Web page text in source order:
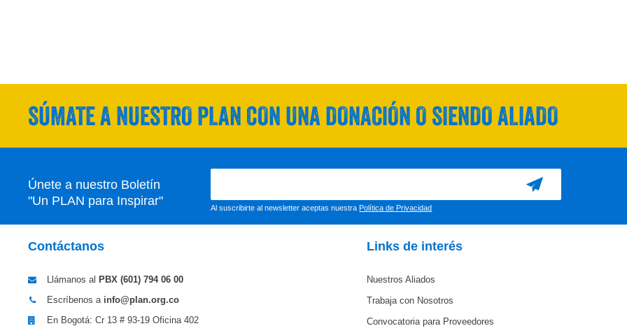
SÚMATE A NUESTRO PLAN CON UNA DONACIÓN O SIENDO ALIADO
Únete a nuestro Boletín
"Un PLAN para Inspirar"
Al suscribirte al newsletter aceptas nuestra Política de Privacidad
Contáctanos
Llámanos al PBX (601) 794 06 00
Escríbenos a info@plan.org.co
En Bogotá: Cr 13 # 93-19 Oficina 402
Links de interés
Nuestros Aliados
Trabaja con Nosotros
Convocatoria para Proveedores